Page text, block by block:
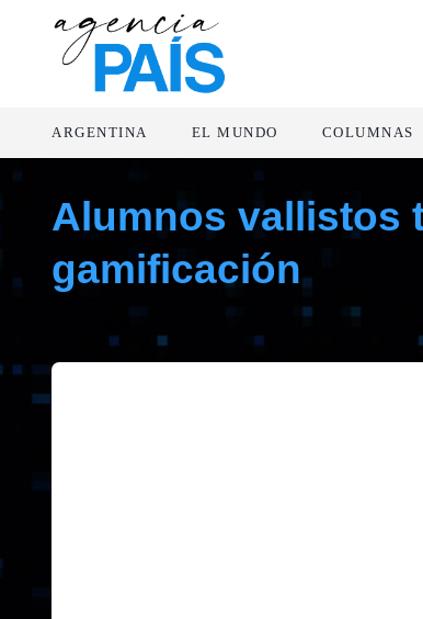
ARGENTINA EL MUNDO COLUMNAS
Alumnos vallistos
gamificación